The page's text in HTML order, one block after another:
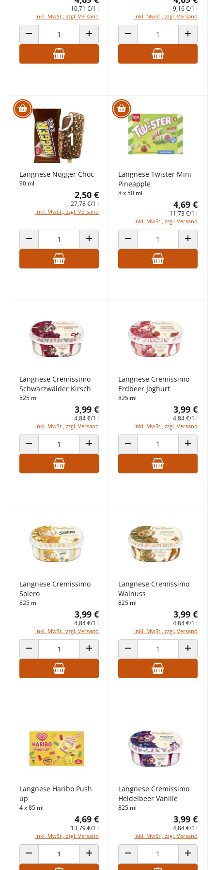
10,71 €/1 l
inkl. MwSt., zzgl. Versand
ANZAHL VERRINGERN ANZAHL ERHÖHEN
9,16 €/1 l
inkl. MwSt., zzgl. Versand
ANZAHL VERRINGERN ANZAHL
Langnese Nogger Choc
90 ml
2,50 €
27,78 €/1 l
inkl. MwSt., zzgl. Versand
ANZAHL VERRINGERN ANZAHL ERHÖHEN
Langnese Twister Mini
Pineapple
8 x 50 ml
4,69 €
11,73 €/1 l
inkl. MwSt., zzgl. Versand
ANZAHL VERRINGERN ANZAHL
Langnese Cremissimo
Schwarzwälder Kirsch
825 ml
3,99 €
4,84 €/1 l
inkl. MwSt., zzgl. Versand
ANZAHL VERRINGERN ANZAHL ERHÖHEN
Langnese Cremissimo
Erdbeer Joghurt
825 ml
3,99 €
4,84 €/1 l
inkl. MwSt., zzgl. Versand
ANZAHL VERRINGERN ANZAHL
Langnese Cremissimo
Solero
825 ml
3,99 €
4,84 €/1 l
inkl. MwSt., zzgl. Versand
ANZAHL VERRINGERN ANZAHL ERHÖHEN
Langnese Cremissimo
Walnuss
825 ml
3,99 €
4,84 €/1 l
inkl. MwSt., zzgl. Versand
ANZAHL VERRINGERN ANZAHL
Langnese Haribo Push
up
4 x 85 ml
4,69 €
13,79 €/1 l
inkl. MwSt., zzgl. Versand
ANZAHL VERRINGERN ANZAHL ERHÖHEN
Langnese Cremissimo
Heidelbeer Vanille
825 ml
3,99 €
4,84 €/1 l
inkl. MwSt., zzgl. Versand
ANZAHL VERRINGERN ANZAHL